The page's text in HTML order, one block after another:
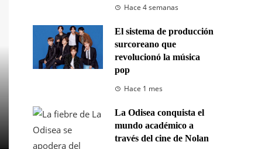
Hace 4 semanas
El sistema de producción
surcoreano que
revolucionó la música
pop
Hace 1 mes
La Odisea conquista el
mundo académico a
través del cine de Nolan